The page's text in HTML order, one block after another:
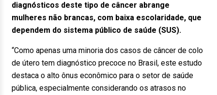
diagnósticos deste tipo de câncer abrange
mulheres não brancas, com baixa escolaridade, que
dependem do sistema público de saúde (SUS).
“Como apenas uma minoria dos casos de câncer de colo
de útero tem diagnóstico precoce no Brasil, este estudo
destaca o alto ônus econômico para o setor de saúde
pública, especialmente considerando os atrasos no